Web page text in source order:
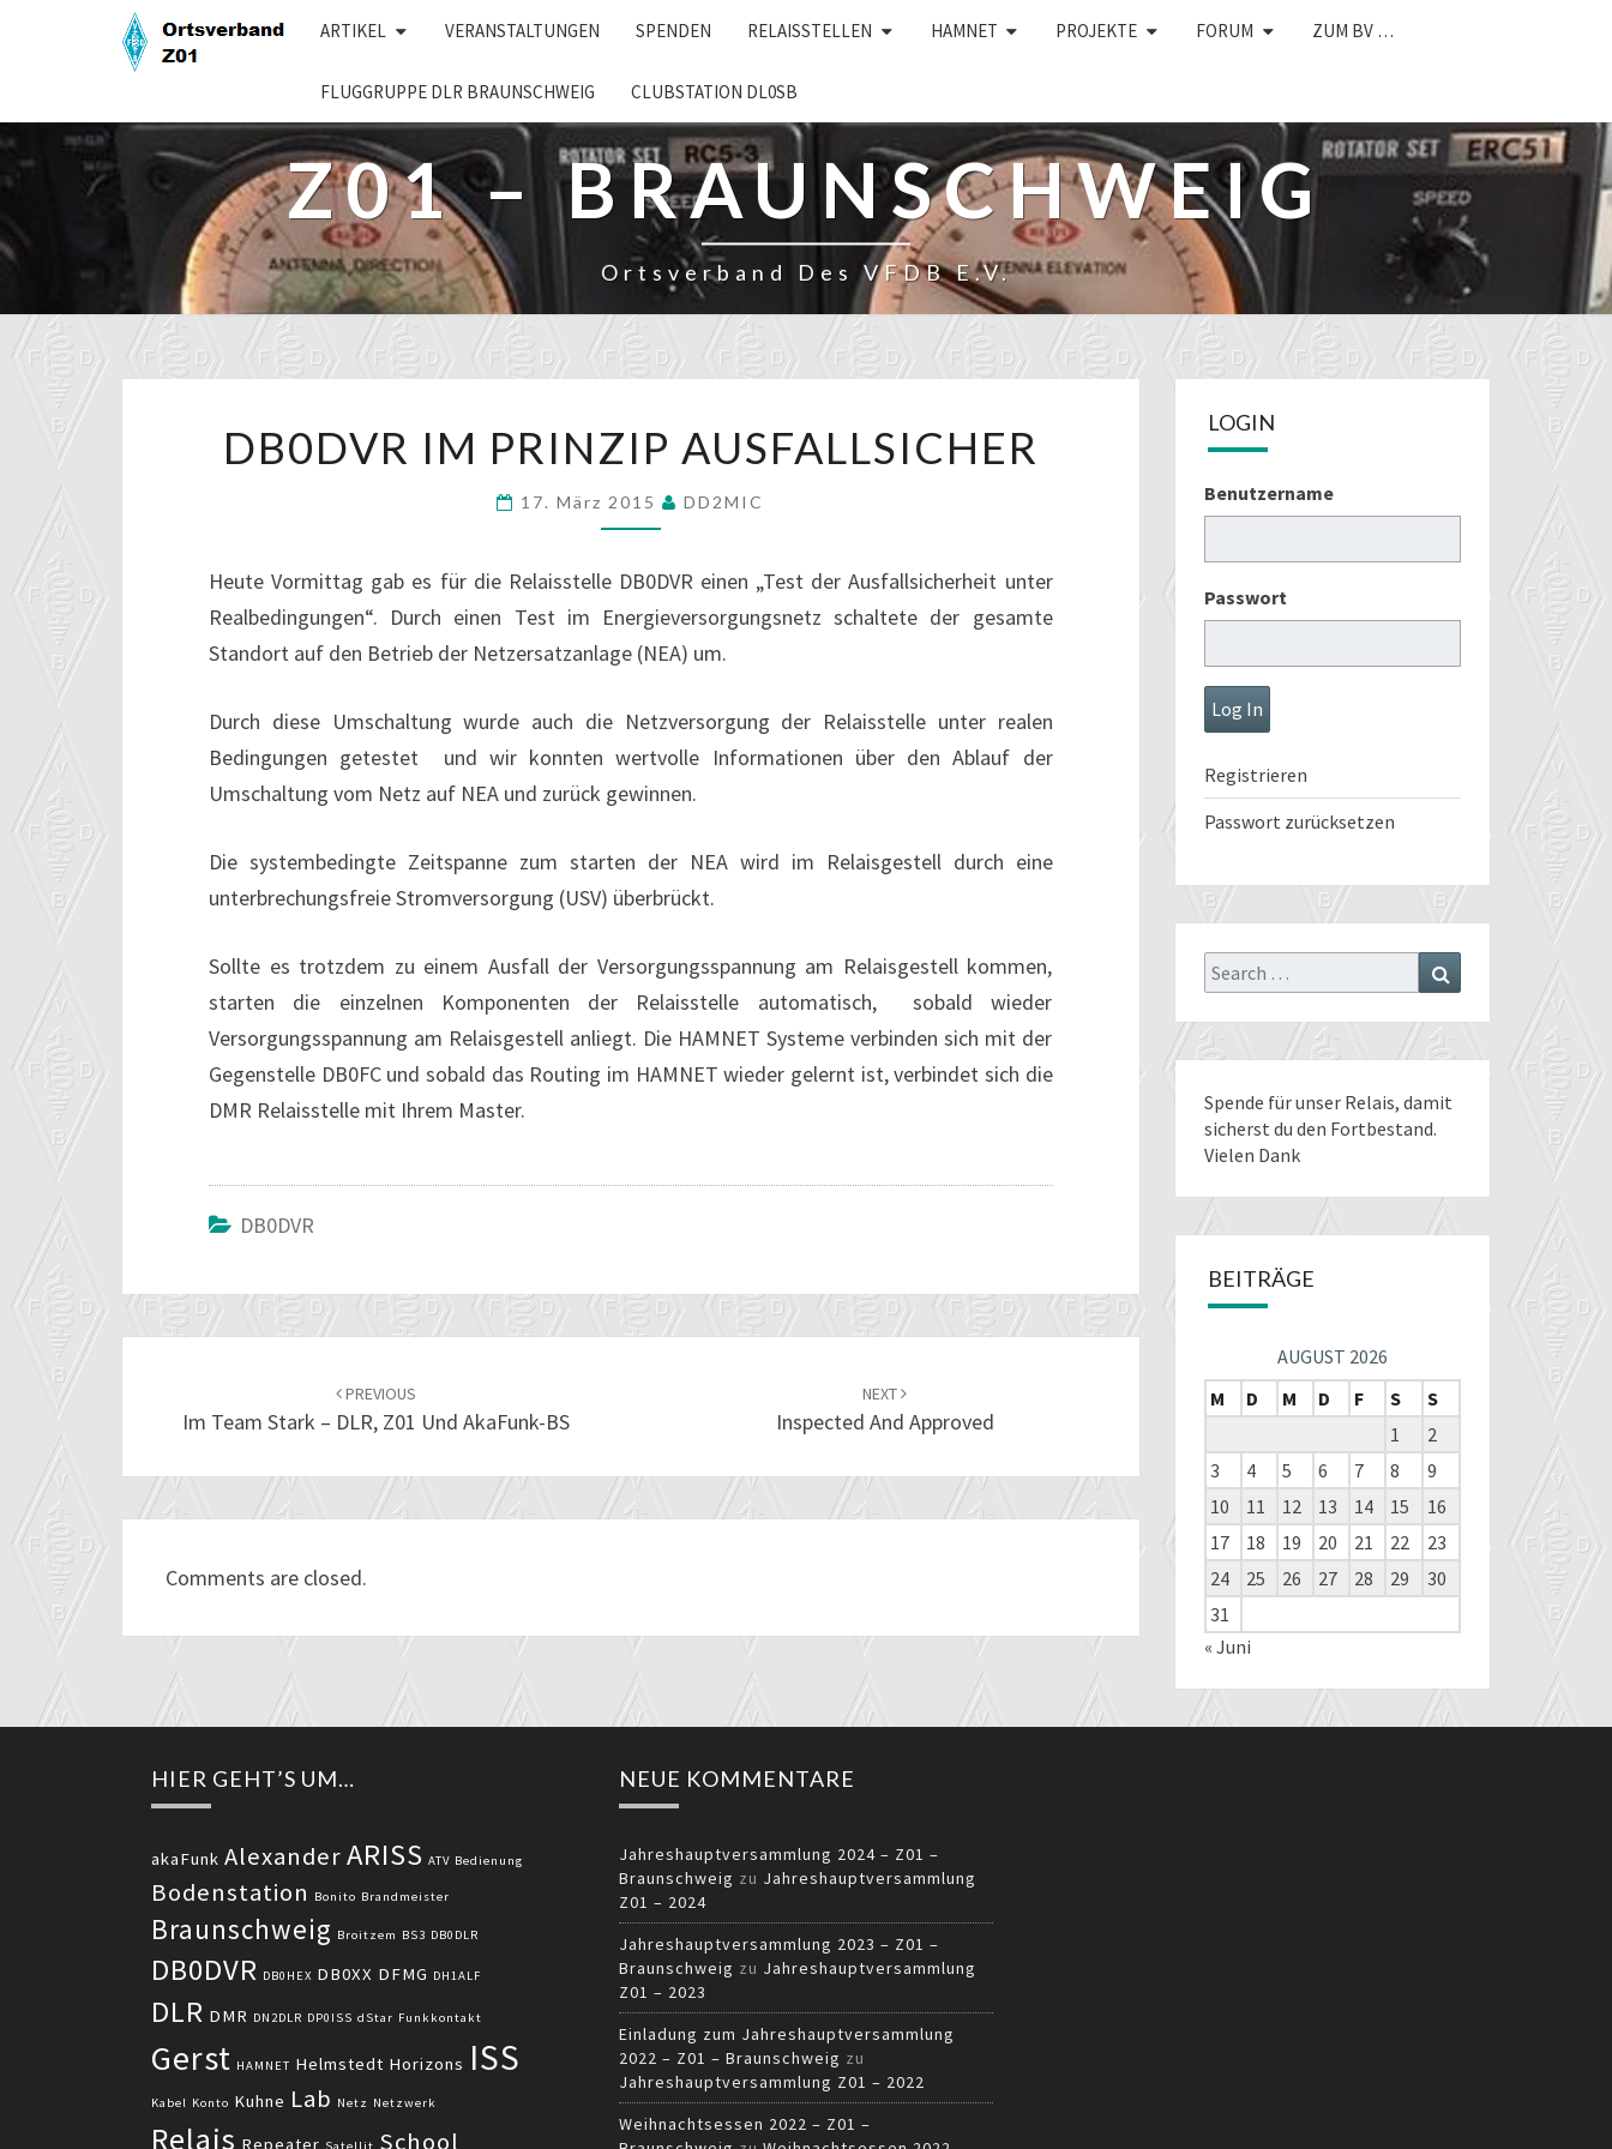
ARTIKEL VERANSTALTUNGEN SPENDEN RELAISSTELLEN HAMNET PROJEKTE FORUM ZUM BV …
FLUGGRUPPE DLR BRAUNSCHWEIG CLUBSTATION DL0SB
Z01 – BRAUNSCHWEIG
Ortsverband Des VFDB E.V.
IM
AUSFALLSICHER
DB0DVR IM PRINZIP AUSFALLSICHER
17. März 2015 DD2MIC
Heute Vormittag gab es für die Relaisstelle DB0DVR einen „Test der Ausfallsicherheit unter
Realbedingungen“. Durch einen Test im Energieversorgungsnetz schaltete der gesamte
Standort auf den Betrieb der Netzersatzanlage (NEA) um.
Durch diese Umschaltung wurde auch die Netzversorgung der Relaisstelle unter realen
Bedingungen getestet und wir konnten wertvolle Informationen über den Ablauf der
Umschaltung vom Netz auf NEA und zurück gewinnen.
Die systembedingte Zeitspanne zum starten der NEA wird im Relaisgestell durch eine
unterbrechungsfreie Stromversorgung (USV) überbrückt.
Sollte es trotzdem zu einem Ausfall der Versorgungsspannung am Relaisgestell kommen,
starten die einzelnen Komponenten der Relaisstelle automatisch, sobald wieder
Versorgungsspannung am Relaisgestell anliegt. Die HAMNET Systeme verbinden sich mit der
Gegenstelle DB0FC und sobald das Routing im HAMNET wieder gelernt ist, verbindet sich die
DMR Relaisstelle mit Ihrem Master.
DB0DVR
PREVIOUS
Im Team Stark – DLR, Z01 Und AkaFunk-BS
NEXT
Inspected And Approved
Comments are closed.
LOGIN
Benutzername
Passwort
Registrieren
Passwort zurücksetzen
Search
for:
Spende für unser Relais, damit
sicherst du den Fortbestand.
Vielen Dank
BEITRÄGE
AUGUST 2026
M
D M D F S
S
1
2
3
4 5 6 7 8
9
10
11 12 13 14 15
16
17
18 19 20 21 22
23
24
25 26 27 28 29
30
31
« Juni
HIER GEHT’S UM…
akaFunk AlexanderARISS ATV Bedienung
Bodenstation Bonito Brandmeister
Braunschweig Broitzem BS3 DB0DLR
DB0DVR DB0HEX DB0XX DFMG DH1ALF
DLR DMR DN2DLR DP0ISS dStar Funkkontakt
Gerst HAMNET Helmstedt Horizons ISS
Kabel Konto Kuhne Lab Netz Netzwerk
Relais Repeater School
NEUE KOMMENTARE
Jahreshauptversammlung 2024 – Z01 –
Braunschweig zu Jahreshauptversammlung
Z01 – 2024
Jahreshauptversammlung 2023 – Z01 –
Braunschweig zu Jahreshauptversammlung
Z01 – 2023
Einladung zum Jahreshauptversammlung
2022 – Z01 – Braunschweig zu
Jahreshauptversammlung Z01 – 2022
Weihnachtsessen 2022 – Z01 –